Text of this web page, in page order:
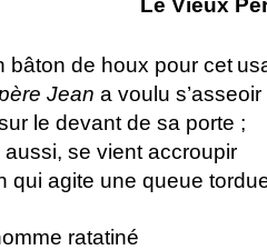
Le Vieux
bâton de houx pour cet
Jean a voulu s’asseoir
le devant de sa porte ;
aussi, se vient accroupir
qui agite une queue
ratatiné